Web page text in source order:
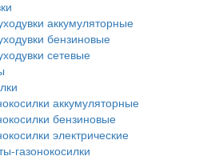
аккумуляторные
бензиновые
сетевые
аккумуляторные
бензиновые
электрические
газонокосилки